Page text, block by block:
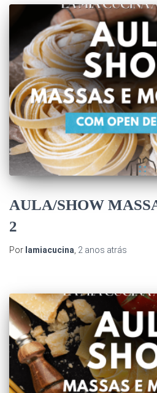
AULA/SHOW
2
Por lamiacucina 2 anos atrás